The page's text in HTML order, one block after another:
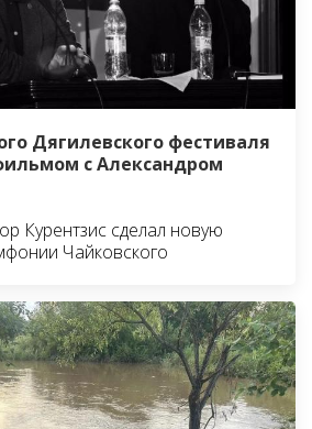
Дягилевского фестиваля
с Александром
Курентзис сделал новую
Чайковского